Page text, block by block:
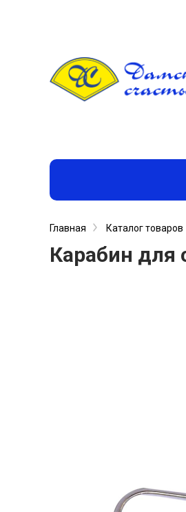
Главная Каталог товаров
Карабин для